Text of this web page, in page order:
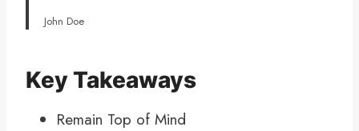
John Doe
Key Takeaways
Remain Top of Mind